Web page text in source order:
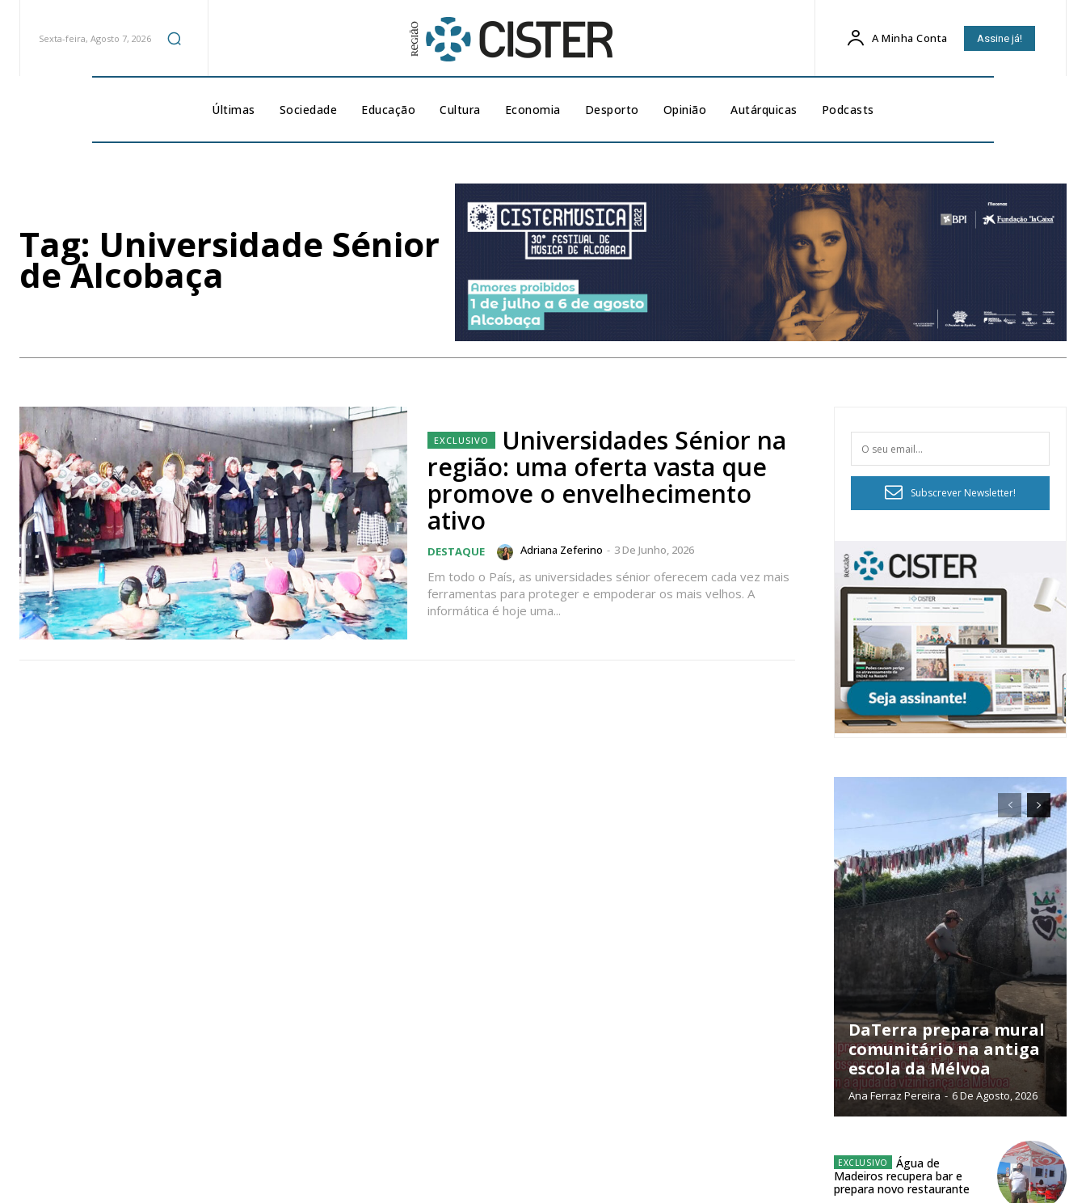
Sexta-feira, Agosto 7, 2026 A Minha Conta Assine já!
Últimas Sociedade Educação Cultura Economia Desporto Opinião Autárquicas Podcasts
Tag: Universidade Sénior
de Alcobaça
Universidades Sénior na
região: uma oferta vasta que
promove o envelhecimento
ativo
DESTAQUE Adriana Zeferino - 3 De Junho, 2026
Em todo o País, as universidades sénior oferecem cada vez mais
ferramentas para proteger e empoderar os mais velhos. A
informática é hoje uma...
Subscrever Newsletter!
DaTerra prepara mural
comunitário na antiga
escola da Mélvoa
Ana Ferraz Pereira - 6 De Agosto, 2026
Água de
Madeiros recupera bar e
prepara novo restaurante